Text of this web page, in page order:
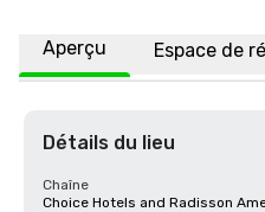
Aperçu Espace de
Détails du lieu
Chaîne
Choice Hotels and Radisson